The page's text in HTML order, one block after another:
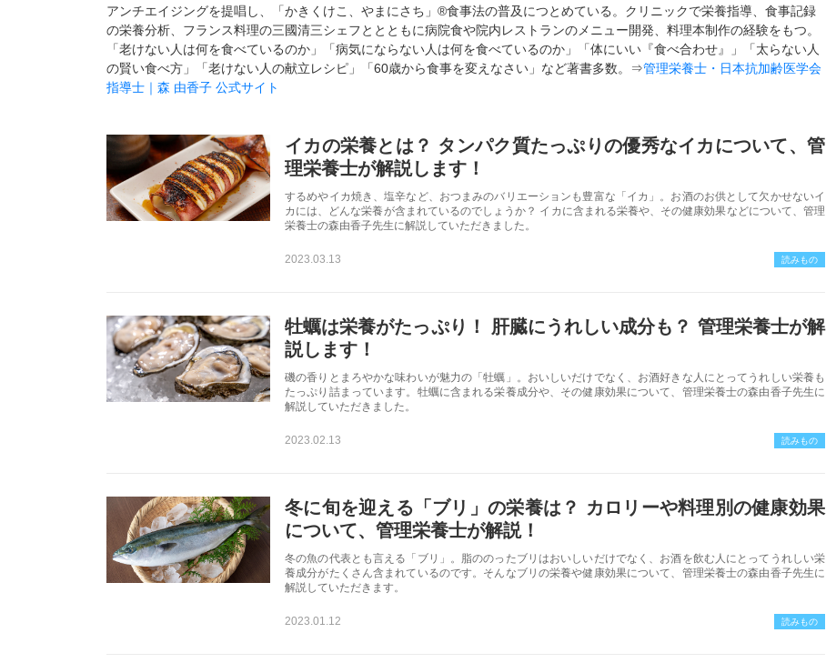
アンチエイジングを提唱し、「かきくけこ、やまにさち」®食事法の普及につとめている。クリニックで栄養指導、食事記録
の栄養分析、フランス料理の三國清三シェフととともに病院食や院内レストランのメニュー開発、料理本制作の経験をもつ。
「老けない人は何を食べているのか」「病気にならない人は何を食べているのか」「体にいい『食べ合わせ』」「太らない人
の賢い食べ方」「老けない人の献立レシピ」「60歳から食事を変えなさい」など著書多数。⇒管理栄養士・日本抗加齢医学会
指導士｜森 由香子 公式サイト
イカの栄養とは？ タンパク質たっぷりの優秀なイカについて、管
理栄養士が解説します！
するめやイカ焼き、塩辛など、おつまみのバリエーションも豊富な「イカ」。お酒のお供として欠かせないイ
カには、どんな栄養が含まれているのでしょうか？ イカに含まれる栄養や、その健康効果などについて、管理
栄養士の森由香子先生に解説していただきました。
2023.03.13 読みもの
牡蠣は栄養がたっぷり！ 肝臓にうれしい成分も？ 管理栄養士が解
説します！
磯の香りとまろやかな味わいが魅力の「牡蠣」。おいしいだけでなく、お酒好きな人にとってうれしい栄養も
たっぷり詰まっています。牡蠣に含まれる栄養成分や、その健康効果について、管理栄養士の森由香子先生に
解説していただきました。
2023.02.13 読みもの
冬に旬を迎える「ブリ」の栄養は？ カロリーや料理別の健康効果
について、管理栄養士が解説！
冬の魚の代表とも言える「ブリ」。脂ののったブリはおいしいだけでなく、お酒を飲む人にとってうれしい栄
養成分がたくさん含まれているのです。そんなブリの栄養や健康効果について、管理栄養士の森由香子先生に
解説していただきます。
2023.01.12 読みもの